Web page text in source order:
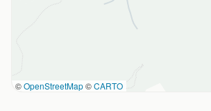
©OpenStreetMap©CARTO